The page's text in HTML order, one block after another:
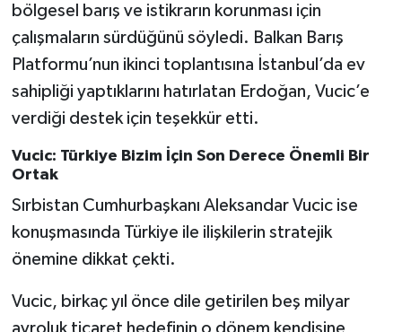
bölgesel barış ve istikrarın korunması için
çalışmaların sürdüğünü söyledi. Balkan Barış
Platformu’nun ikinci toplantısına İstanbul’da ev
sahipliği yaptıklarını hatırlatan Erdoğan, Vucic’e
verdiği destek için teşekkür etti.
Vucic: Türkiye Bizim İçin Son Derece Önemli Bir
Ortak
Sırbistan Cumhurbaşkanı Aleksandar Vucic ise
konuşmasında Türkiye ile ilişkilerin stratejik
önemine dikkat çekti.
Vucic, birkaç yıl önce dile getirilen beş milyar